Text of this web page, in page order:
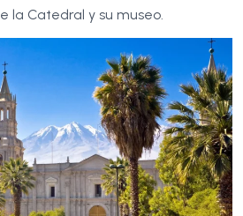
la Catedral y su museo.